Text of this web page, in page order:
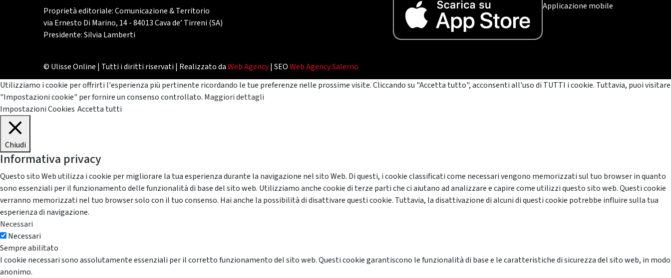
Proprietà editoriale: Comunicazione & Territorio
via Ernesto Di Marino, 14 - 84013 Cava de’ Tirreni (SA)
Presidente: Silvia Lamberti
Applicazione mobile
© Ulisse Online | Tutti i diritti riservati | Realizzato daWeb Agency| SEOWeb Agency Salerno
Utilizziamo i cookie per offrirti l'esperienza più pertinente ricordando le tue preferenze nelle prossime visite. Cliccando su "Accetta tutto", acconsenti all'uso di TUTTI i cookie. Tuttavia, puoi visitare
"Impostazioni cookie" per fornire un consenso controllato. Maggiori dettagli
Impostazioni Cookies Accetta tutti
Chiudi
Informativa privacy
Questo sito Web utilizza i cookie per migliorare la tua esperienza durante la navigazione nel sito Web. Di questi, i cookie classificati come necessari vengono memorizzati sul tuo browser in quanto
sono essenziali per il funzionamento delle funzionalità di base del sito web. Utilizziamo anche cookie di terze parti che ci aiutano ad analizzare e capire come utilizzi questo sito web. Questi cookie
verranno memorizzati nel tuo browser solo con il tuo consenso. Hai anche la possibilità di disattivare questi cookie. Tuttavia, la disattivazione di alcuni di questi cookie potrebbe influire sulla tua
esperienza di navigazione.
Necessari
Necessari
Sempre abilitato
I cookie necessari sono assolutamente essenziali per il corretto funzionamento del sito web. Questi cookie garantiscono le funzionalità di base e le caratteristiche di sicurezza del sito web, in modo
anonimo.